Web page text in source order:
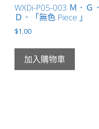
」
數
量
WXDi-P05-003 Ｍ．Ｇ．
Ｄ．「無色 Piece 」
$1.00
加入購物車